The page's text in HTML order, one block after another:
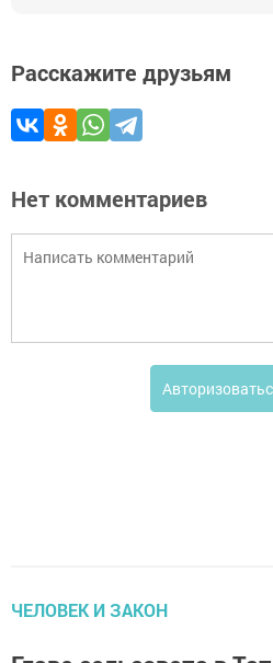
Расскажите друзьям
Нет комментариев
ЧЕЛОВЕК И ЗАКОН